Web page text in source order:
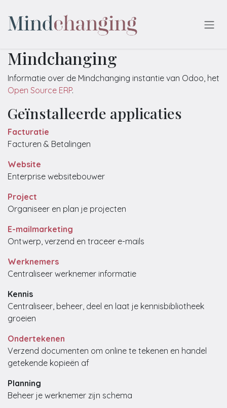
Mindchanging
Informatie over de Mindchanging instantie van Odoo, het
Open Source ERP.
Geïnstalleerde applicaties
Facturatie
Facturen & Betalingen
Website
Enterprise websitebouwer
Project
Organiseer en plan je projecten
E-mailmarketing
Ontwerp, verzend en traceer e-mails
Werknemers
Centraliseer werknemer informatie
Kennis
Centraliseer, beheer, deel en laat je kennisbibliotheek
groeien
Ondertekenen
Verzend documenten om online te tekenen en handel
getekende kopieën af
Planning
Beheer je werknemer zijn schema